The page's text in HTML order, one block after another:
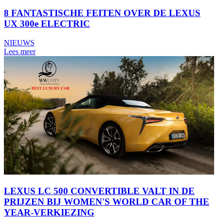
8 FANTASTISCHE FEITEN OVER DE LEXUS
UX 300e ELECTRIC
NIEUWS
Lees meer
LEXUS LC 500 CONVERTIBLE VALT IN DE
PRIJZEN BIJ WOMEN'S WORLD CAR OF THE
YEAR-VERKIEZING